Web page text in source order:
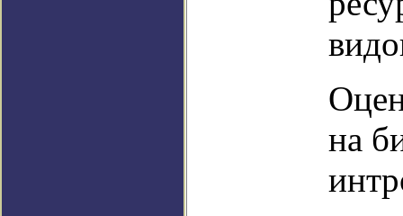
на